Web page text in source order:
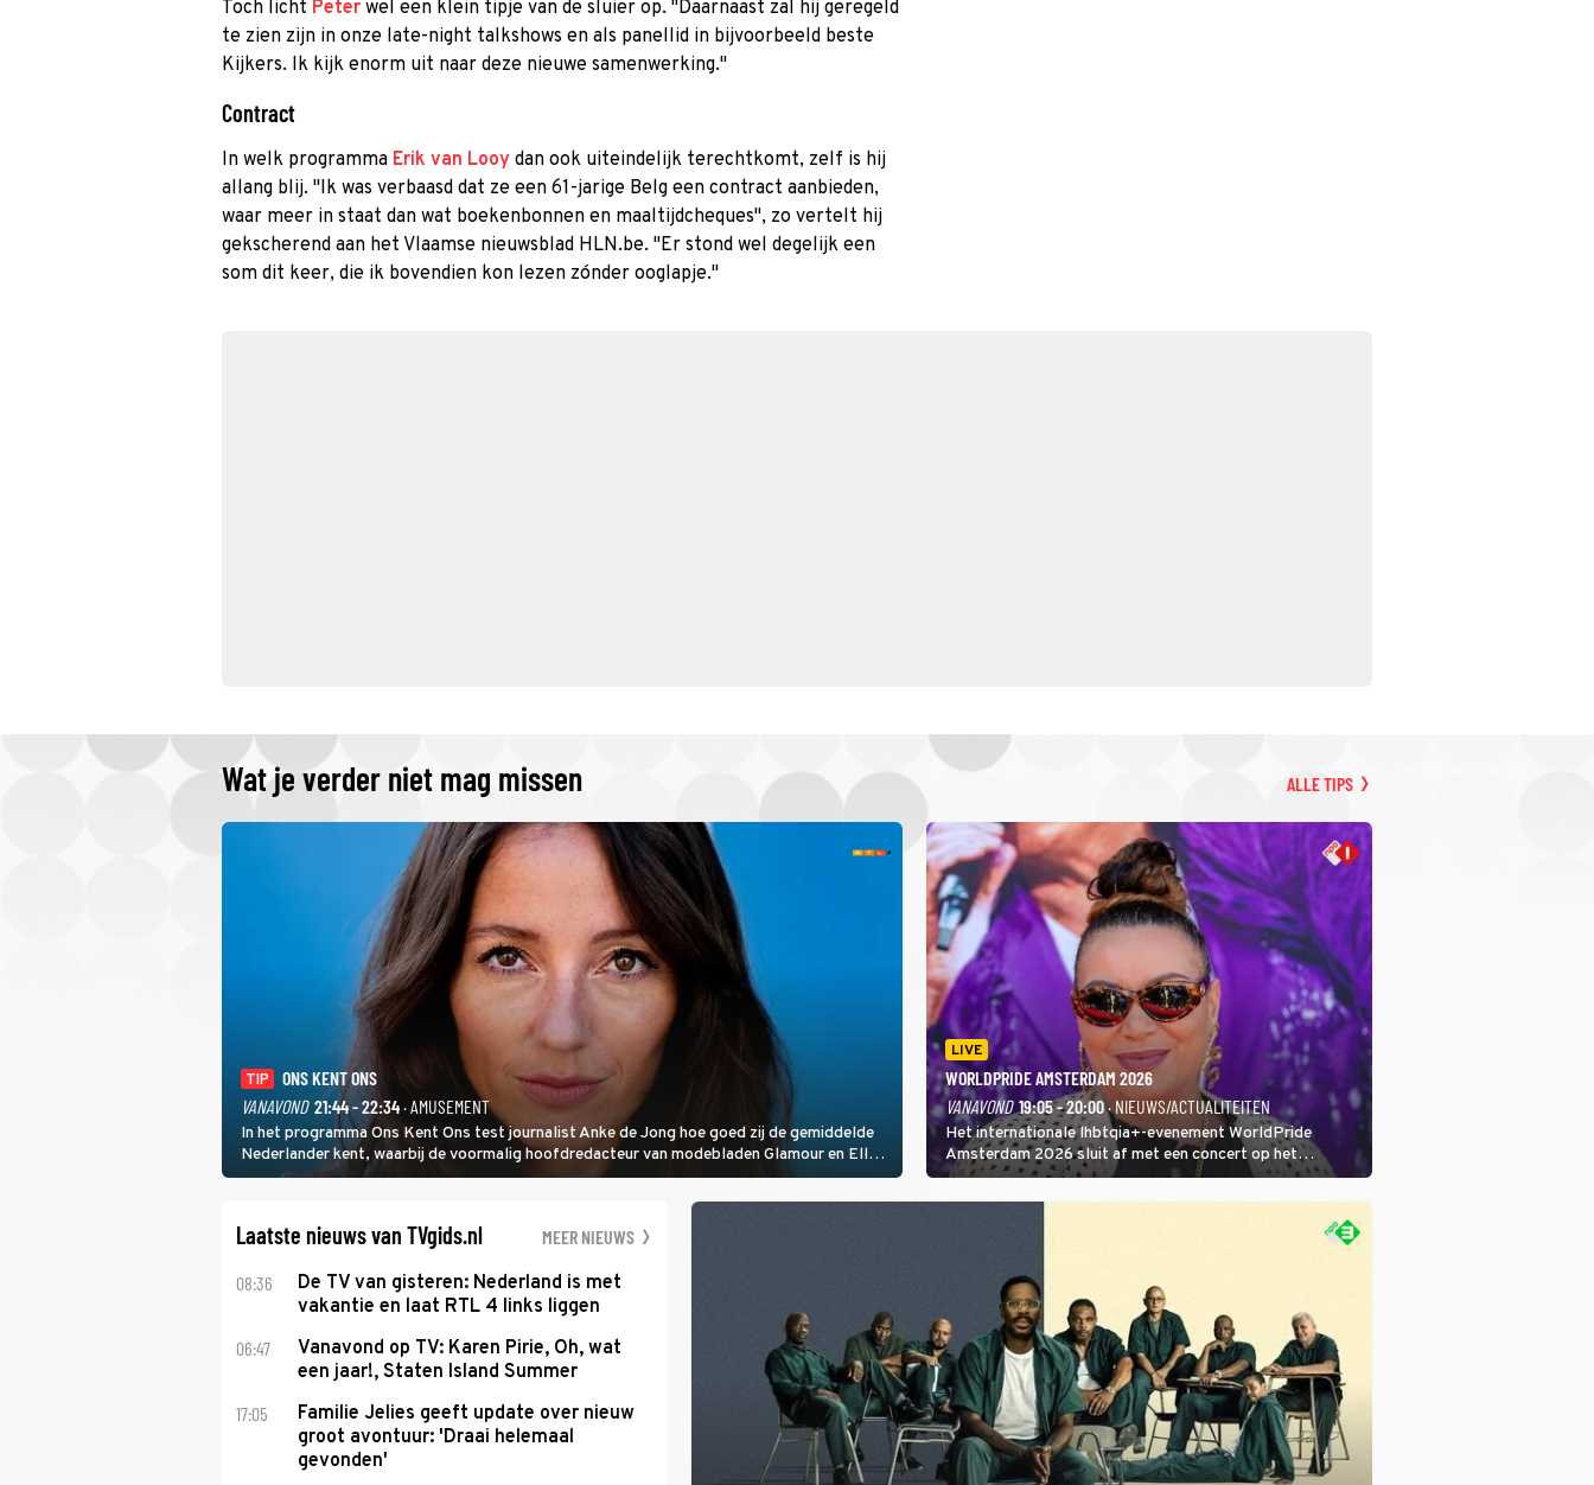
Toch licht Peter wel een klein tipje van de sluier op. "Daarnaast zal hij geregeld
te zien zijn in onze late-night talkshows en als panellid in bijvoorbeeld beste
Kijkers. Ik kijk enorm uit naar deze nieuwe samenwerking."
Contract
In welk programma Erik van Looy dan ook uiteindelijk terechtkomt, zelf is hij
allang blij. "Ik was verbaasd dat ze een 61-jarige Belg een contract aanbieden,
waar meer in staat dan wat boekenbonnen en maaltijdcheques", zo vertelt hij
gekscherend aan het Vlaamse nieuwsblad HLN.be. "Er stond wel degelijk een
som dit keer, die ik bovendien kon lezen zónder ooglapje."
Wat je verder niet mag missen ALLE TIPS
TIP
ONS KENT ONS
VANAVOND 21:44 - 22:34· AMUSEMENT
In het programma Ons Kent Ons test journalist Anke de Jong hoe goed zij de gemiddelde
Nederlander kent, waarbij de voormalig hoofdredacteur van modebladen Glamour en Elle
het samen met rapper Keizer opneemt tegen Edson da Graça en Marc-Marie Huijbregts.
LIVE
WORLDPRIDE AMSTERDAM 2026
VANAVOND 19:05 - 20:00· NIEUWS/ACTUALITEITEN
Het internationale lhbtqia+-evenement WorldPride
Amsterdam 2026 sluit af met een concert op het
Amsterdamse Museumplein. Anita Doth is een van de
optredende artiesten. In de jaren 90 veroverde ze de
Laatste nieuws van TVgids.nl MEER NIEUWS
08:36
De TV van gisteren: Nederland is met
vakantie en laat RTL 4 links liggen
06:47
Vanavond op TV: Karen Pirie, Oh, wat
een jaar!, Staten Island Summer
17:05
Familie Jelies geeft update over nieuw
groot avontuur: 'Draai helemaal
gevonden'